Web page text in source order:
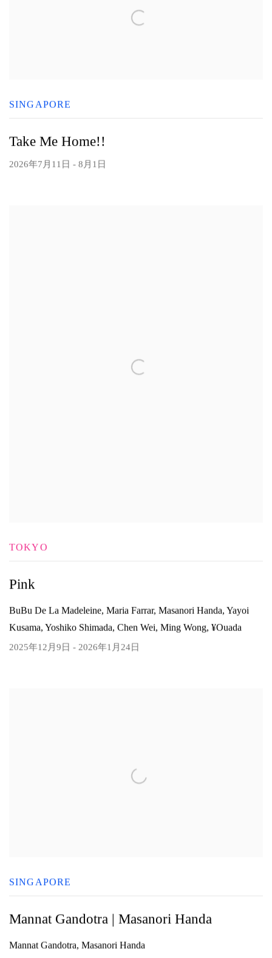
Take Me Home!!
2026年7月11日 - 8月1日
SINGAPORE
Pink
BuBu De La Madeleine, Maria Farrar, Masanori Handa, Yayoi
Kusama, Yoshiko Shimada, Chen Wei, Ming Wong, ¥ouada
2025年12月9日 - 2026年1月24日
TOKYO
Mannat Gandotra | Masanori Handa
Mannat Gandotra, Masanori Handa
SINGAPORE